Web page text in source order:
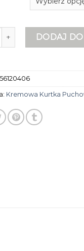
kurtka
DODAJ
Kremowa Kurtka